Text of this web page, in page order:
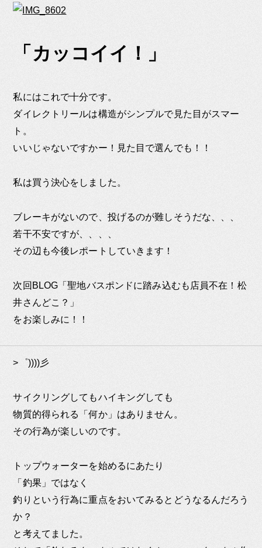
「カッコイイ！」
私にはこれで十分です。
ダイレクトリールは構造がシンプルで見た目がスマー
ト。
いいじゃないですかー！見た目で選んでも！！
私は買う決心をしました。
ブレーキがないので、投げるのが難しそうだな、、、
若干不安ですが、、、、
その辺も今後レポートしていきます！
次回BLOG「聖地バスポンドに踏み込むも店員不在！松
井さんどこ？」
をお楽しみに！！
>゜))))彡
サイクリングしてもハイキングしても
物質的得られる「何か」はありません。
その行為が楽しいのです。
トップウォーターを始めるにあたり
「釣果」ではなく
釣りという行為に重点をおいてみるとどうなるんだろう
か？
と考えてました。